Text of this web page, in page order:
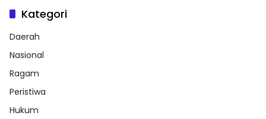
Kategori
Daerah
Nasional
Ragam
Peristiwa
Hukum